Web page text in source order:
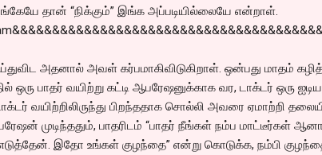
தான் “நிக்கும்” இங்க அப்படியில்லையே என்றாள்.
அதனால் அவள் கர்பமாகிவிடுகிறாள். ஒன்பது மாதம்
ஒரு பாதர் வயிற்று கட்டி ஆபரேஷனுக்காக வர, டாக்டர் ஒரு
வயிற்றிலிருந்து பிறந்ததாக சொல்லி அவரை ஏமாற்றி
முடிந்ததும், பாதரிடம் “பாதர் நீங்கள் நம்ப மாட்டீர்கள்
இதோ உங்கள் குழந்தை” என்று கொடுக்க, நம்பி